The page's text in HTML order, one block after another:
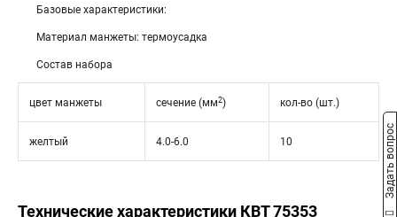
Базовые характеристики:
Материал манжеты: термоусадка
Состав набора
цвет манжеты сечение (мм2) кол-во (шт.)
желтый 4.0-6.0 10
Технические характеристики КВТ 75353
Задать вопрос